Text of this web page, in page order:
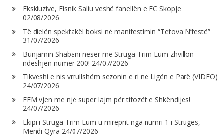
Ekskluzive, Fisnik Saliu veshë fanellën e FC Skopje
02/08/2026
Të dielën spektakël boksi në manifestimin “Tetova N’festë”
31/07/2026
Bunjamin Shabani nesër me Struga Trim Lum zhvillon
ndeshjen numër 200! 24/07/2026
Tikveshi e nis vrrullshëm sezonin e ri në Ligën e Parë (VIDEO)
24/07/2026
FFM vjen me një super lajm për tifozët e Shkëndijës!
24/07/2026
Ekipi i Struga Trim Lum u mirëprit nga numri 1 i Strugës,
Mendi Qyra 24/07/2026